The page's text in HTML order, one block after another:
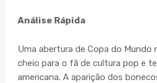
Análise Rápida
Uma abertura de Copa do Mundo
cheio para o fã de cultura pop e
americana. A aparição dos